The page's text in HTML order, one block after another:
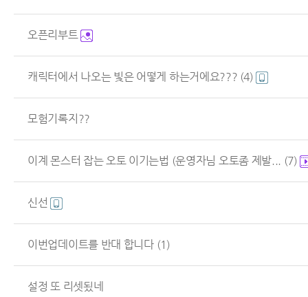
오픈리부트
캐릭터에서 나오는 빛은 어떻게 하는거에요??? (4)
모험기록지??
이계 몬스터 잡는 오토 이기는법 (운영자님 오토좀 제발... (7)
신선
이번업데이트를 반대 합니다 (1)
설정 또 리셋됬네